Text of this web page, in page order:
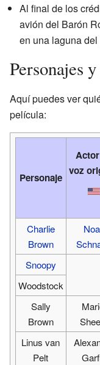
Al final de los
avión del Barón
en una laguna del
Personajes
Aquí puedes ver
película:
Personaje
voz
Charlie
Brown
Snoopy
Woodstock
Sally
Brown
Linus van
Pelt